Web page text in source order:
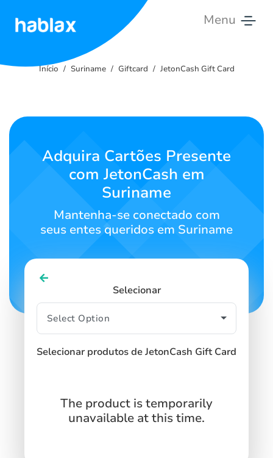
Menu
Tarifas
Contate-
Início Suriname Giftcard JetonCash Gift Card
Adquira Cartões Presente
com JetonCash em
Suriname
Mantenha-se conectado com
seus entes queridos em Suriname
Selecionar
Selecionar produtos de JetonCash Gift Card
The product is temporarily
unavailable at this time.